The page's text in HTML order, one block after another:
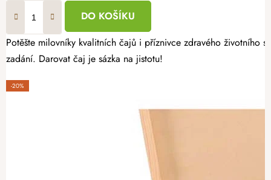
DO KOŠÍKU
Potěšte milovníky kvalitních čajů i příznivce zdravého životního
zadání. Darovat čaj je sázka na jistotu!
-20%